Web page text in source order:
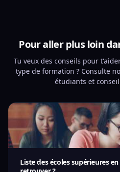
Pour aller plus loin
Tu veux des conseils pour
type de formation ? Consulte
étudiants et
Liste des écoles supérieures